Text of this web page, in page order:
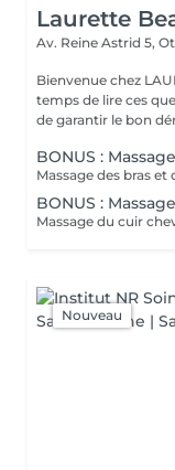
Laurette
Av. Reine Astrid 5,
Bienvenue chez LAURETTE
temps de lire ces
de garantir le bon
BONUS :
BONUS :
Nouveau